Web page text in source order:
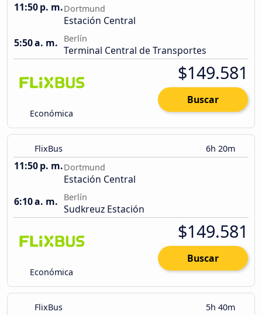
11:50 p. m.Dortmund
Estación Central
5:50 a. m.
Berlín
Terminal Central de Transportes
Económica
$149.581
Buscar
FlixBus 6h 20m
11:50 p. m.Dortmund
Estación Central
6:10 a. m.
Berlín
Sudkreuz Estación
Económica
$149.581
Buscar
FlixBus 5h 40m